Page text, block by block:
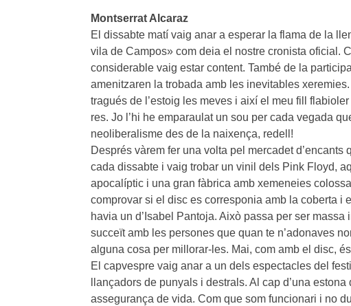
Montserrat Alcaraz
El dissabte matí vaig anar a esperar la flama de la
vila de Campos» com deia el nostre cronista oficial.
considerable vaig estar content. També de la
amenitzaren la trobada amb les inevitables
tragués de l’estoig les meves i així el meu fill
res. Jo l’hi he emparaulat un sou per cada vegada
neoliberalisme des de la naixença, redell!
Després vàrem fer una volta pel mercadet
cada dissabte i vaig trobar un vinil dels Pink Floyd,
apocalíptic i una gran fàbrica amb xemeneies
comprovar si el disc es corresponia amb la coberta i
havia un d’Isabel Pantoja. Això passa per ser
succeït amb les persones que quan te n’adonaves
alguna cosa per millorar-les. Mai, com amb el disc,
El capvespre vaig anar a un dels espectacles del
llançadors de punyals i destrals. Al cap d’una
assegurança de vida. Com que som funcionari i no